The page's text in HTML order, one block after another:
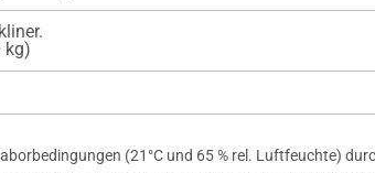
kg)
(21°C und 65 % rel. Luftfeuchte)